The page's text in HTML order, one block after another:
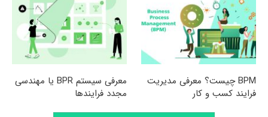
BPM چیست؟ معرفی مدیریت
فرایند کسب و کار
معرفی سیستم BPR یا مهندسی
مجدد فرایندها